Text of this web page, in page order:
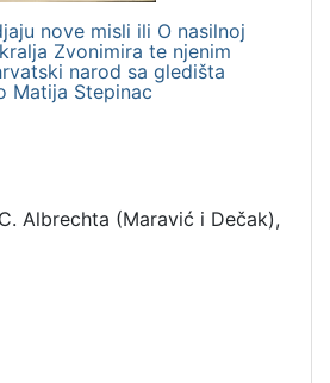
nove misli ili O nasilnoj
Zvonimira te njenim
narod sa gledišta
Matija Stepinac
Albrechta (Maravić i Dečak),